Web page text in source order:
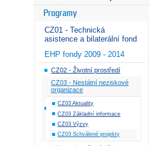
Programy
CZ01 - Technická
asistence a bilaterální fond
EHP fondy 2009 - 2014
CZ02 - Životní prostředí
CZ03 - Nestátní neziskové
organizace
CZ03 Aktuality
CZ03 Základní informace
CZ03 Výzvy
CZ03 Schválené projekty